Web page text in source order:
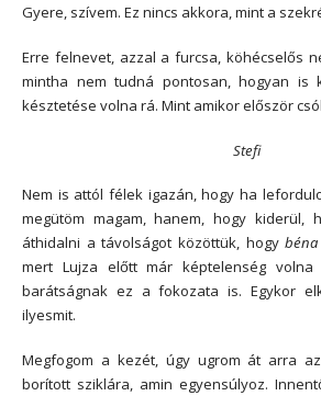
Gyere, szívem. Ez nincs akkora, mint a
Erre felnevet, azzal a furcsa, köhécselős
mintha nem tudná pontosan, hogyan is
késztetése volna rá. Mint amikor először
Stefi
Nem is attól félek igazán, hogy ha
megütöm magam, hanem, hogy kiderül,
áthidalni a távolságot közöttük, hogybéna
mert Lujza előtt már képtelenség
barátságnak ez a fokozata is. Egykor
ilyesmit.
Megfogom a kezét, úgy ugrom át arra
borított sziklára, amin egyensúlyoz.